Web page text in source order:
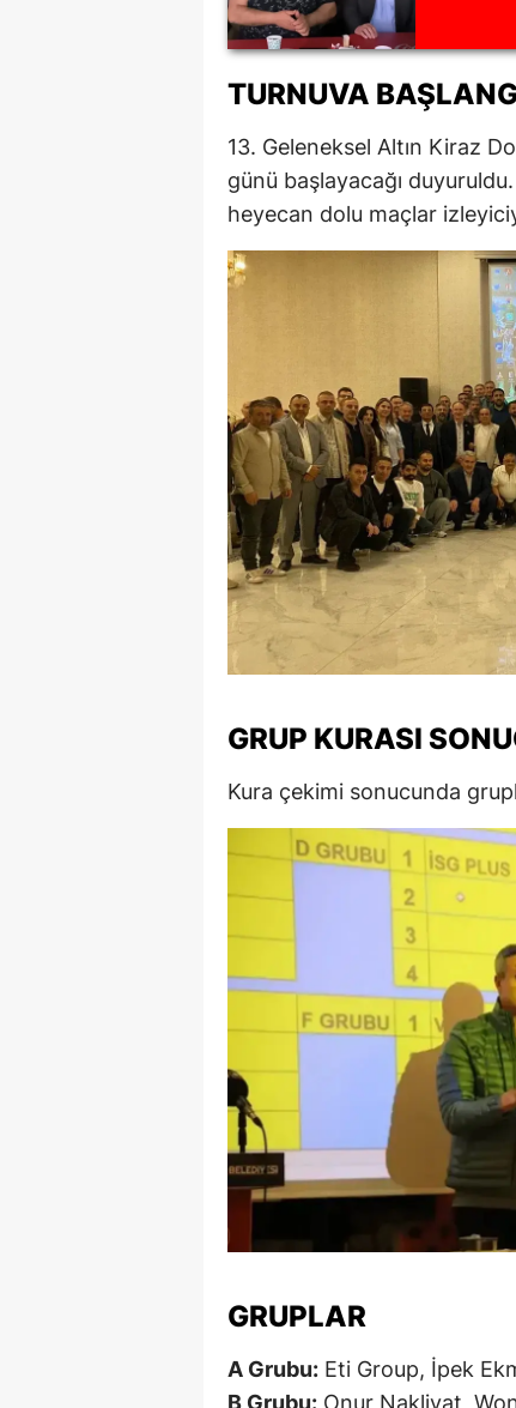
TURNUVA
13. Geleneksel Altın Kiraz
günü başlayacağı
heyecan dolu maçlar
GRUP KURASI
Kura çekimi sonucunda
GRUPLAR
A Grubu: Eti Group, İpek
B Grubu: Onur Nakliyat,